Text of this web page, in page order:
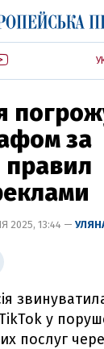
за
2025, 13:44 —
у
послуг